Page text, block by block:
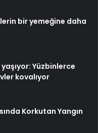
bir yemeğine daha
Yüzbinlerce
kovalıyor
Korkutan Yangın